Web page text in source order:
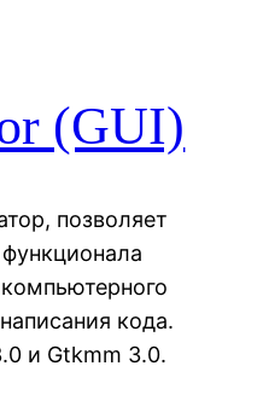
(GUI)
позволяет
кода.
и Gtkmm 3.0.